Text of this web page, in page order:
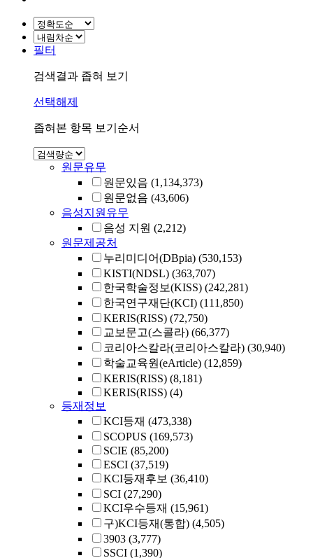
필터
검색결과 좁혀 보기
선택해제
좁혀본 항목 보기순서
원문유무
원문있음 (1,134,373)
원문없음 (43,606)
음성지원유무
음성 지원 (2,212)
원문제공처
누리미디어(DBpia) (530,153)
KISTI(NDSL) (363,707)
한국학술정보(KISS) (242,281)
한국연구재단(KCI) (111,850)
KERIS(RISS) (72,750)
교보문고(스콜라) (66,377)
코리아스칼라(코리아스칼라) (30,940)
학술교육원(eArticle) (12,859)
KERIS(RISS) (8,181)
KERIS(RISS) (4)
등재정보
KCI등재 (473,338)
SCOPUS (169,573)
SCIE (85,200)
ESCI (37,519)
KCI등재후보 (36,410)
SCI (27,290)
KCI우수등재 (15,961)
구)KCI등재(통합) (4,505)
3903 (3,777)
SSCI (1,390)